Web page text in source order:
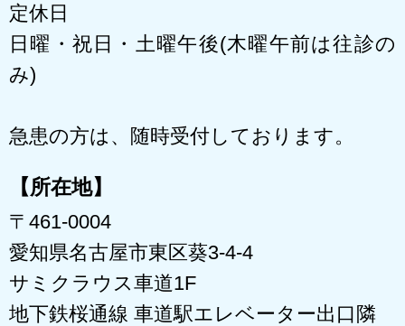
定休日
日曜・祝日・土曜午後(木曜午前は往診の
み)
急患の方は、随時受付しております。
【所在地】
〒461-0004
愛知県名古屋市東区葵3-4-4
サミクラウス車道1F
地下鉄桜通線 車道駅エレベーター出口隣